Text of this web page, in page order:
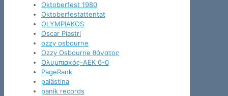
Oktoberfest 1980
Oktoberfestattentat
OLYMPIAKOS
Oscar Piastri
ozzy osbourne
Ozzy Osbourne θάνατος
Oλυμπιακός-ΑΕΚ 6-0
PageRank
palästina
panik records